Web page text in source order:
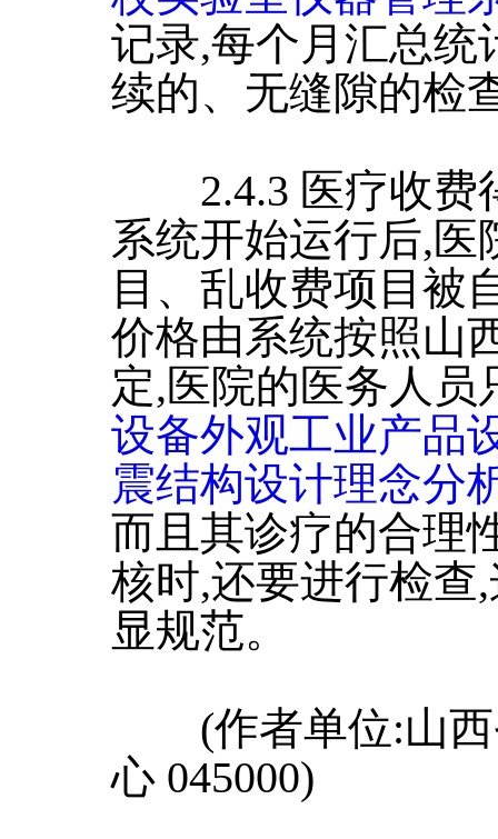
记录,每个月汇总统
续的、无缝隙的检
2.4.3 医疗收费
系统开始运行后,
目、乱收费项目被
价格由系统按照山
定,医院的医务人员
设备外观工业产品
震结构设计理念分
而且其诊疗的合理
核时,还要进行检查
显规范。
(作者单位:山西
心 045000)